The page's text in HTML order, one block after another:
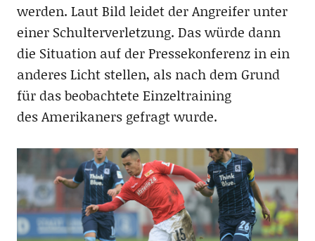
werden. Laut Bild leidet der Angreifer unter
einer Schulterverletzung. Das würde dann
die Situation auf der Pressekonferenz in ein
anderes Licht stellen, als nach dem Grund
für das beobachtete Einzeltraining
des Amerikaners gefragt wurde.